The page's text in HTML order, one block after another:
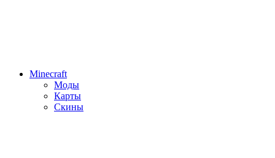
Minecraft
Моды
Карты
Скины